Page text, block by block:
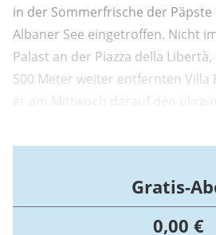
in der Sommerfrische der
Albaner See eingetroffen. Nicht
Palast an der Piazza della
500 Meter weiter entfernten
er am Mittwoch darauf den
die Bewohner des idyllischen
Gratis-
0,00 €